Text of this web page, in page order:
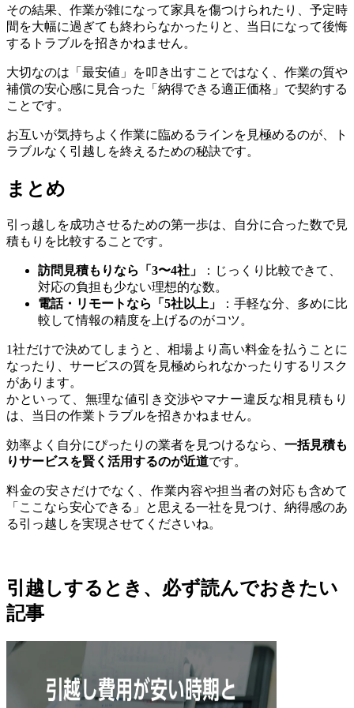
その結果、作業が雑になって家具を傷つけられたり、予定時
間を大幅に過ぎても終わらなかったりと、当日になって後悔
するトラブルを招きかねません。
大切なのは「最安値」を叩き出すことではなく、作業の質や
補償の安心感に見合った「納得できる適正価格」で契約する
ことです。
お互いが気持ちよく作業に臨めるラインを見極めるのが、ト
ラブルなく引越しを終えるための秘訣です。
まとめ
引っ越しを成功させるための第一歩は、自分に合った数で見
積もりを比較することです。
訪問見積もりなら「3〜4社」
：じっくり比較できて、
対応の負担も少ない理想的な数。
電話・リモートなら「5社以上」
：手軽な分、多めに比
較して情報の精度を上げるのがコツ。
1社だけで決めてしまうと、相場より高い料金を払うことに
なったり、サービスの質を見極められなかったりするリスク
があります。
かといって、無理な値引き交渉やマナー違反な相見積もり
は、当日の作業トラブルを招きかねません。
効率よく自分にぴったりの業者を見つけるなら、 一括見積も
りサービスを賢く活用するのが近道です。
料金の安さだけでなく、作業内容や担当者の対応も含めて
「ここなら安心できる」と思える一社を見つけ、納得感のあ
る引っ越しを実現させてくださいね。
引越しするとき、必ず読んでおきたい
記事